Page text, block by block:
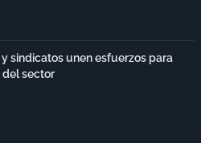
sindicatos unen esfuerzos para
del sector